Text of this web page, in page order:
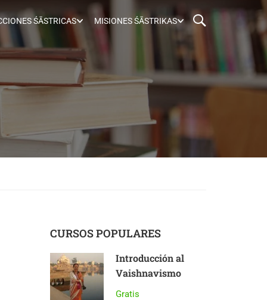
ŚĀSTRICAS MISIONES ŚĀSTRIKAS
CURSOS POPULARES
Introducción al
Vaishnavismo
Gratis